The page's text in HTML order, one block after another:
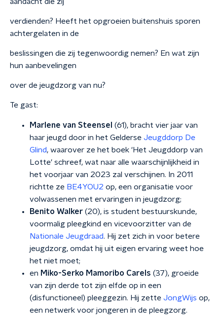
verdienden? Heeft het opgroeien buitenshuis sporen
achtergelaten in de
beslissingen die zij tegenwoordig nemen? En wat zijn
hun aanbevelingen
over de jeugdzorg van nu?
Te gast:
Marlene van Steensel (61), bracht vier jaar van
haar jeugd door in het Gelderse Jeugddorp De
Glind, waarover ze het boek 'Het Jeugddorp van
Lotte' schreef, wat naar alle waarschijnlijkheid in
het voorjaar van 2023 zal verschijnen. In 2011
richtte ze BE4YOU2 op, een organisatie voor
volwassenen met ervaringen in jeugdzorg;
Benito Walker (20), is student bestuurskunde,
voormalig pleegkind en vicevoorzitter van de
Nationale Jeugdraad. Hij zet zich in voor betere
jeugdzorg, omdat hij uit eigen ervaring weet hoe
het niet moet;
en Miko-Serko Mamoribo Carels (37), groeide
van zijn derde tot zijn elfde op in een
(disfunctioneel) pleeggezin. Hij zette JongWijs op,
een netwerk voor jongeren in de pleegzorg.